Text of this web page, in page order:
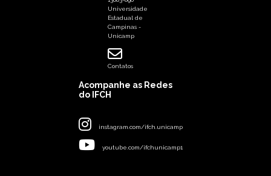
Universidade
Estadual de
Campinas -
Unicamp
Contatos
Acompanhe as Redes
do IFCH
instagram.com/ifch.unicamp
youtube.com/ifchunicamp1